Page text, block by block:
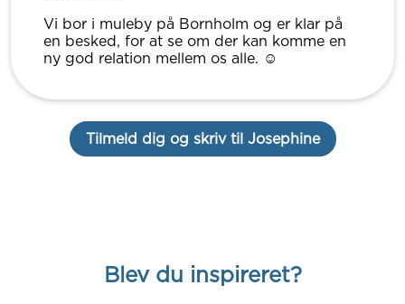
Vi bor i muleby på Bornholm og er klar på
en besked, for at se om der kan komme en
ny god relation mellem os alle. ☺️
Tilmeld dig og skriv til Josephine
Blev du inspireret?